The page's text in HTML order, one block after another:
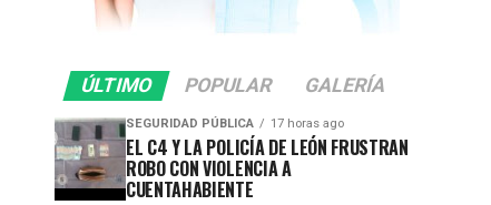
ÚLTIMO POPULAR GALERÍA
SEGURIDAD PÚBLICA 17 horas ago
EL C4 Y LA POLICÍA DE LEÓN FRUSTRAN
ROBO CON VIOLENCIA A
CUENTAHABIENTE